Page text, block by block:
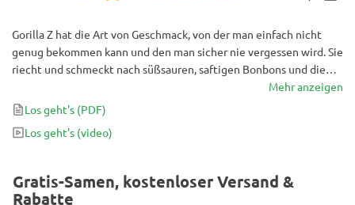
Gorilla Z hat die Art von Geschmack, von der man einfach nicht
genug bekommen kann und den man sicher nie vergessen wird. Sie
riecht und schmeckt nach süßsauren, saftigen Bonbons und die
Buds produzieren einen ebenso schönes Stoned: Eine alles
durchdringende, glückselige Entspannung für Körper und Geist,
bei der man sich in ruhiger Meditation verlieren oder einfach
einnicken kann. Wenn Gorilla Z sparsam verwendet wird, ist sie
Mehr anzeigen
Los geht's (PDF)
Los geht's (video)
Gratis-Samen, kostenloser Versand &
Rabatte